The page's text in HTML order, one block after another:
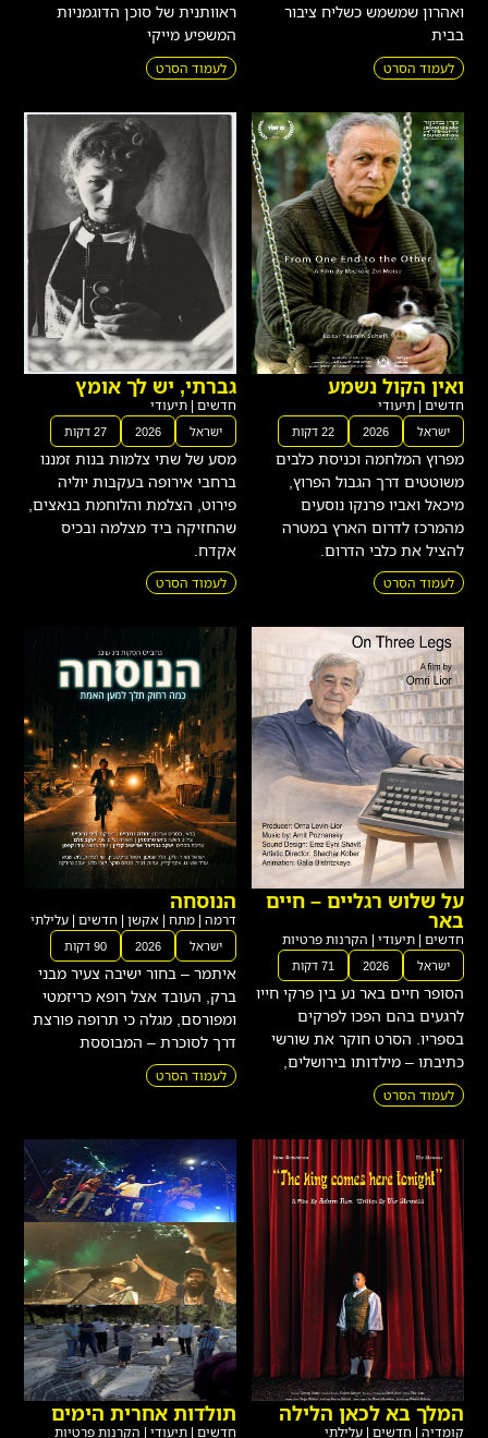
לעמוד הסרט לעמוד הסרט
ואין הקול נשמע
חדשים|תיעודי
ישראל 2026 22 דקות
מפרוץ המלחמה וכניסת כלבים
משוטטים דרך הגבול הפרוץ,
מיכאל ואביו פרנקו נוסעים
מהמרכז לדרום הארץ במטרה
להציל את כלבי הדרום.
לעמוד הסרט
גברתי, יש לך אומץ
חדשים|תיעודי
ישראל 2026 27 דקות
מסע של שתי צלמות בנות זמננו
ברחבי אירופה בעקבות יוליה
פירוט, הצלמת והלוחמת בנאצים,
שהחזיקה ביד מצלמה ובכיס
אקדח.
לעמוד הסרט
על שלוש רגליים – חיים
באר
חדשים|תיעודי|הקרנות פרטיות
ישראל 2026
הסופר חיים באר נע בין פרקי חייו
לרגעים בהם הפכו לפרקים
בספריו. הסרט חוקר את שורשי
כתיבתו – מילדותו בירושלים,
לעמוד הסרט
הנוסחה
| מתח |אקשן|חדשים|עלילתי
ישראל
איתמר – בחור ישיבה צעיר מבני
ברק, העובד אצל רופא כריזמטי
ומפורסם, מגלה כי תרופה פורצת
דרך לסוכרת – המבוססת
לעמוד הסרט
המלך בא לכאן הלילה
קומדיה|חדשים|עלילתי
ישראל 2026 18 דקות
תולדות אחרית הימים
חדשים|תיעודי|הקרנות פרטיות
ישראל 2026 56 דקות